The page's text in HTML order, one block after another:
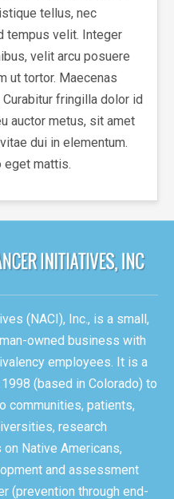
tellus, nec
tempus velit. Integer
velit arcu posuere
ut tortor. Maecenas
fringilla dolor id
auctor metus, sit amet
dui in elementum.
eget mattis.
(NACI), Inc., is a small,
owned business with
employees. It is a
(based in Colorado) to
communities, patients,
research
Native Americans,
and assessment
(prevention through end-